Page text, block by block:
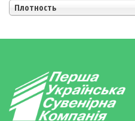
Плотность